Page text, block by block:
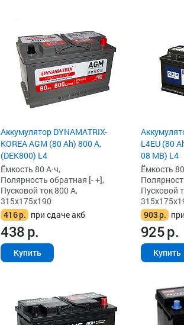
Аккумулятор DYNAMATRIX-
KOREA AGM (80 Ah) 800 А,
(DEK800) L4
Ёмкость 80 А·ч,
Полярность обратная [- +],
Пусковой ток 800 А,
315x175x190
416р. при сдаче акб
438р.
Купить
L4EU (80
08 MB) L4
Ёмкость
Пусковой
903р.
925р.
Купить